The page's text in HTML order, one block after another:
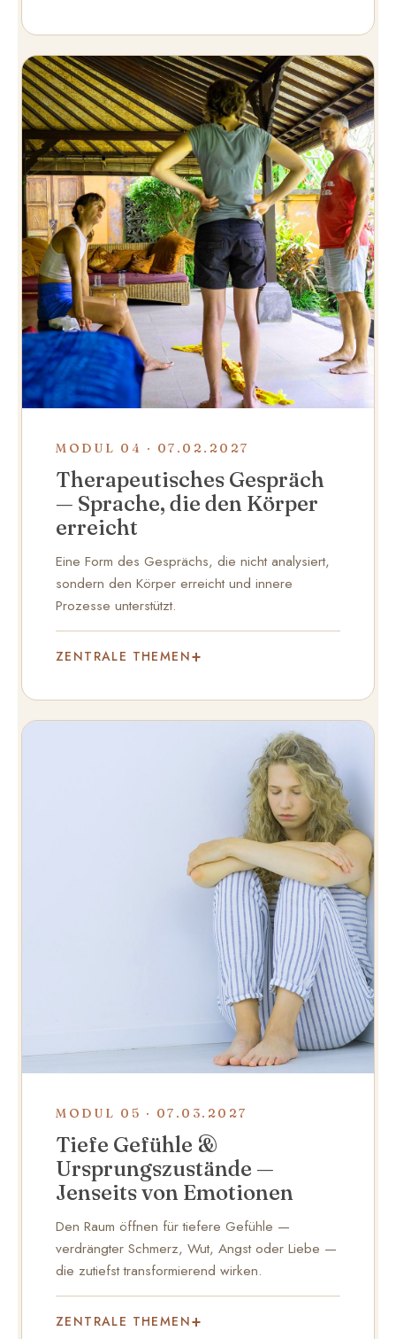
MODUL 04 · 07.02.2027
Therapeutisches Gespräch
— Sprache, die den Körper
erreicht
Eine Form des Gesprächs, die nicht analysiert,
sondern den Körper erreicht und innere
Prozesse unterstützt.
ZENTRALE THEMEN
MODUL 05 · 07.03.2027
Tiefe Gefühle &
Ursprungszustände —
Jenseits von Emotionen
Den Raum öffnen für tiefere Gefühle —
verdrängter Schmerz, Wut, Angst oder Liebe —
die zutiefst transformierend wirken.
ZENTRALE THEMEN